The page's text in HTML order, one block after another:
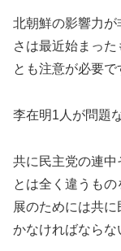
北朝鮮の影響力が
さは最近始まっ
とも注意が必要で
李在明1人が問題
共に民主党の連
とは全く違うも
展のためには共
かなければならな